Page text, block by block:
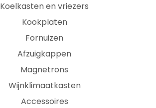
Koelkasten en vriezers
Kookplaten
Fornuizen
Afzuigkappen
Magnetrons
Wijnklimaatkasten
Accessoires